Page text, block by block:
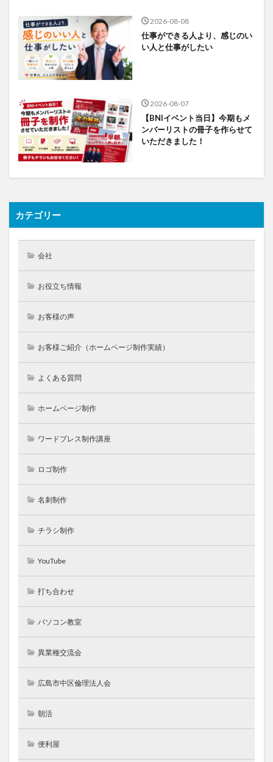
2026-08-08
仕事ができる人より、感じのい
い人と仕事がしたい
2026-08-07
【BNIイベント当日】今期もメ
ンバーリストの冊子を作らせて
いただきました！
カテゴリー
会社
お役立ち情報
お客様の声
お客様ご紹介（ホームページ制作実績）
よくある質問
ホームページ制作
ワードプレス制作講座
ロゴ制作
名刺制作
チラシ制作
YouTube
打ち合わせ
パソコン教室
異業種交流会
広島市中区倫理法人会
朝活
便利屋